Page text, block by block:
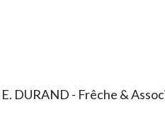
DURAND - Frêche &